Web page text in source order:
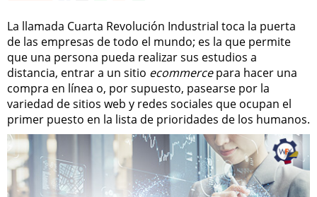
La llamada Cuarta Revolución Industrial toca la puerta
de las empresas de todo el mundo; es la que permite
que una persona pueda realizar sus estudios a
distancia, entrar a un sitio ecommercepara hacer una
compra en línea o, por supuesto, pasearse por la
variedad de sitios web y redes sociales que ocupan el
primer puesto en la lista de prioridades de los humanos.